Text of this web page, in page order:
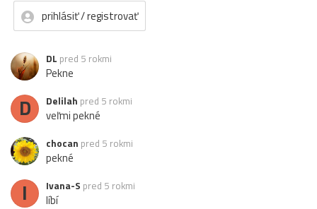
prihlásiť / registrovať
DL pred 5 rokmi
Pekne
D Delilah pred 5 rokmi
veľmi pekné
chocan pred 5 rokmi
pekné
I Ivana-S pred 5 rokmi
líbí